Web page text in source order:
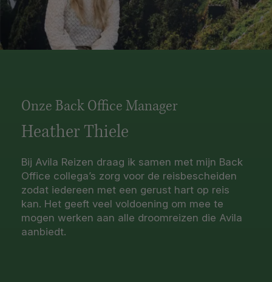
Onze Back Office Manager
Heather Thiele
Bij Avila Reizen draag ik samen met mijn Back
Office collega’s zorg voor de reisbescheiden
zodat iedereen met een gerust hart op reis
kan. Het geeft veel voldoening om mee te
mogen werken aan alle droomreizen die Avila
aanbiedt.